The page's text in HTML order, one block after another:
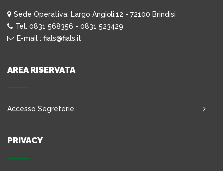
Sede Operativa: Largo Angioli,12 - 72100 Brindisi
Tel. 0831 568356 - 0831 523429
E-mail : fials@fials.it
AREA RISERVATA
Accesso Segreterie
PRIVACY